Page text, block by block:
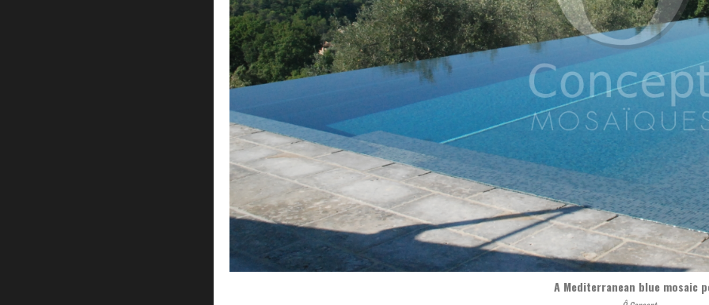
A Mediterranean blue mosaic